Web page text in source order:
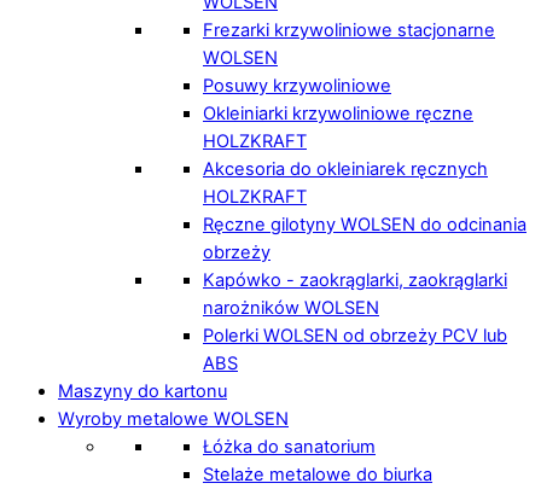
Frezarki krzywoliniowe stacjonarne
WOLSEN
Posuwy krzywoliniowe
Okleiniarki krzywoliniowe ręczne
HOLZKRAFT
Akcesoria do okleiniarek ręcznych
HOLZKRAFT
Ręczne gilotyny WOLSEN do odcinania
obrzeży
Kapówko - zaokrąglarki, zaokrąglarki
narożników WOLSEN
Polerki WOLSEN od obrzeży PCV lub
ABS
Maszyny do kartonu
Wyroby metalowe WOLSEN
Łóżka do sanatorium
Stelaże metalowe do biurka